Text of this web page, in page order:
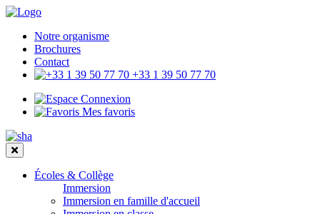
Notre organisme
Brochures
Contact
+33 1 39 50 77 70
Connexion
Mes favoris
Écoles & Collège
Immersion
Immersion en famille d'accueil